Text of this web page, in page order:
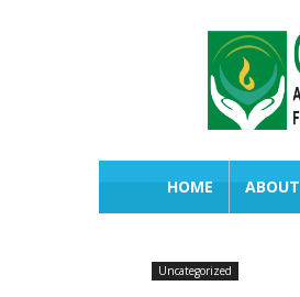
Grameen
Alo
HOME ABOUT
Uncategorized